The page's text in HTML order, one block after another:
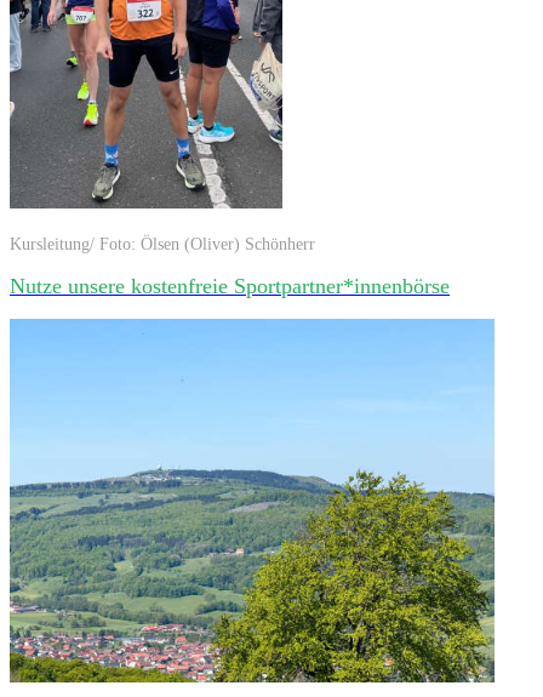
Kursleitung/ Foto: Ölsen (Oliver) Schönherr
Nutze unsere kostenfreie Sportpartner*innenbörse